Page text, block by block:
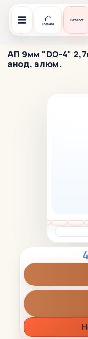
Главная
Каталог
АП 9мм "DO-4"
анод. алюм.